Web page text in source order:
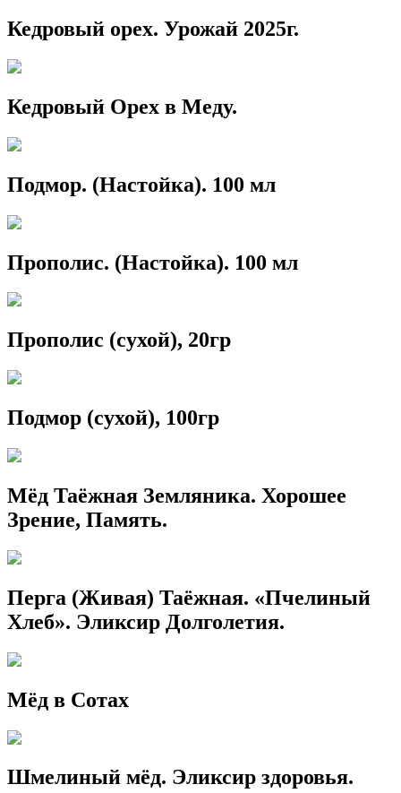
Кедровый орех. Урожай 2025г.
Кедровый Орех в Меду.
Подмор. (Настойка). 100 мл
Прополис. (Настойка). 100 мл
Прополис (сухой), 20гр
Подмор (сухой), 100гр
Мёд Таёжная Земляника. Хорошее
Зрение, Память.
Перга (Живая) Таёжная. «Пчелиный
Хлеб». Эликсир Долголетия.
Мёд в Сотах
Шмелиный мёд. Эликсир здоровья.